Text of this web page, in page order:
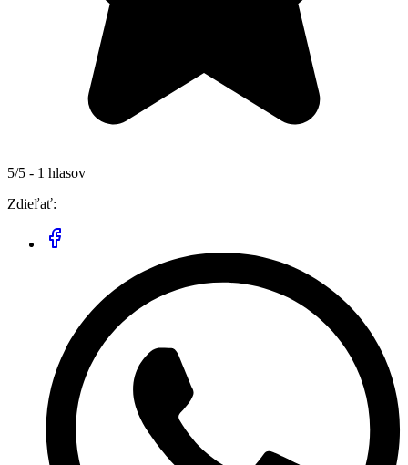
5/5 - 1 hlasov
Zdieľať: